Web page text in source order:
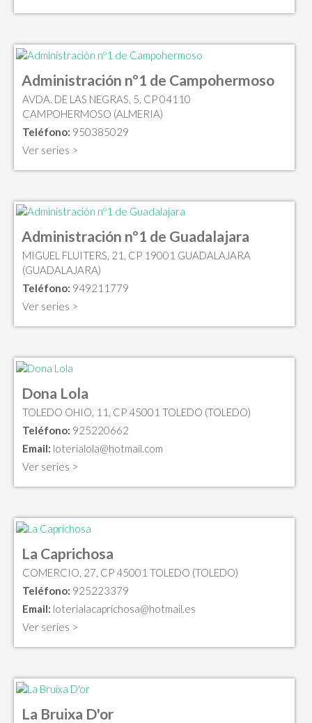
Administración nº1 de Campohermoso
AVDA. DE LAS NEGRAS, 5, CP 04110
CAMPOHERMOSO (ALMERIA)
Teléfono: 950385029
Ver series >
Administración nº1 de Guadalajara
MIGUEL FLUITERS, 21, CP 19001 GUADALAJARA
(GUADALAJARA)
Teléfono: 949211779
Ver series >
Dona Lola
TOLEDO OHIO, 11, CP 45001 TOLEDO (TOLEDO)
Teléfono: 925220662
Email: loterialola@hotmail.com
Ver series >
La Caprichosa
COMERCIO, 27, CP 45001 TOLEDO (TOLEDO)
Teléfono: 925223379
Email: loterialacaprichosa@hotmail.es
Ver series >
La Bruixa D'or